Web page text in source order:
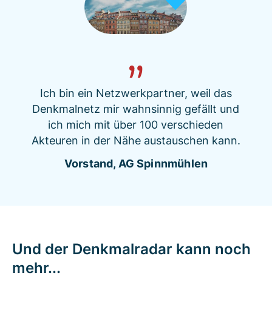
Ich bin ein Netzwerkpartner, weil das
Denkmalnetz mir wahnsinnig gefällt und
ich mich mit über 100 verschieden
Akteuren in der Nähe austauschen kann.
Vorstand, AG Spinnmühlen
Und der Denkmalradar kann noch
mehr...